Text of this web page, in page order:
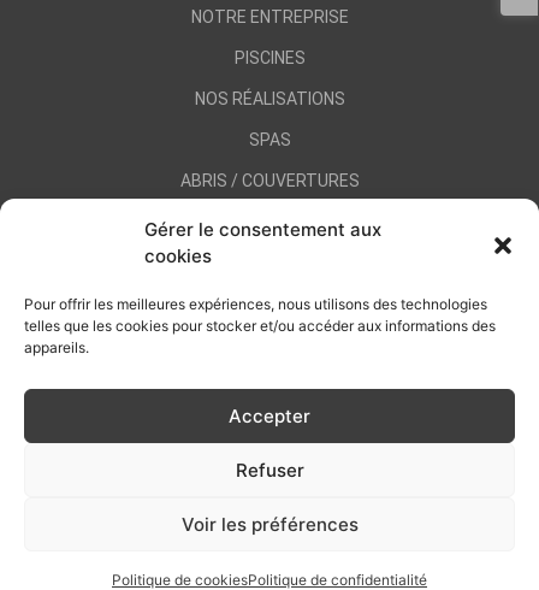
Gérer le consentement aux
cookies
Pour offrir les meilleures expériences, nous utilisons des technologies
telles que les cookies pour stocker et/ou accéder aux informations des
appareils.
Accepter
Refuser
Voir les préférences
Politique de cookiesPolitique de confidentialité
NOTRE ENTREPRISE
PISCINES
NOS RÉALISATIONS
SPAS
ABRIS / COUVERTURES
CONTRATS D’ENTRETIEN / SAV
Plan de site